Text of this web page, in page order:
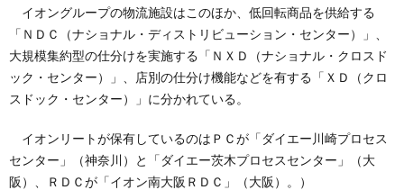
イオングループの物流施設はこのほか、低回転商品を供給する
「ＮＤＣ（ナショナル・ディストリビューション・センター）」、
大規模集約型の仕分けを実施する「ＮＸＤ（ナショナル・クロスド
ック・センター）」、店別の仕分け機能などを有する「ＸＤ（クロ
スドック・センター）」に分かれている。
イオンリートが保有しているのはＰＣが「ダイエー川崎プロセス
センター」（神奈川）と「ダイエー茨木プロセスセンター」（大
阪）、ＲＤＣが「イオン南大阪ＲＤＣ」（大阪）。）